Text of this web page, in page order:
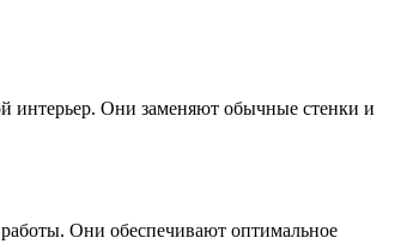
интерьер. Они заменяют обычные стенки и
Они обеспечивают оптимальное